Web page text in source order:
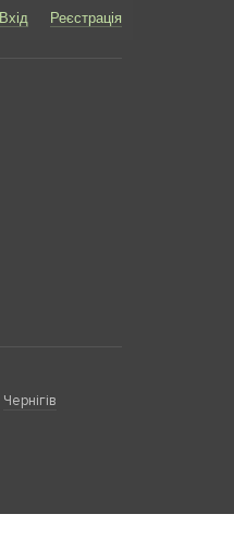
Вхід Реєстрація
Чернігів